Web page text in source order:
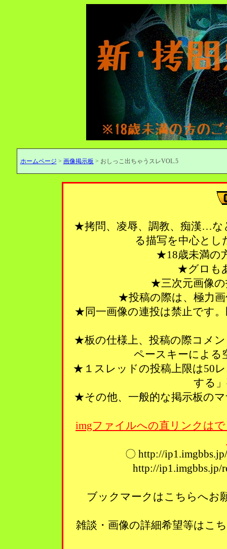
ホームページ > 画像掲示板 > おしっこ出ちゃうスレVOL.5
★拷問、凌辱、調教、痴漢…な
る描写を中心とし
★18歳未満の
★グロも
★三次元画像
★投稿の際は、極力
★同一画像の連投は禁止です
★板の仕様上、投稿の際コメ
ペースキーによる
★１スレッドの投稿上限は50
する
★その他、一般的な掲示板の
imgファイルへの直リンクは
〇 http://
http://
ブックマークはこちらへ
雑談・画像の詳細希望等は